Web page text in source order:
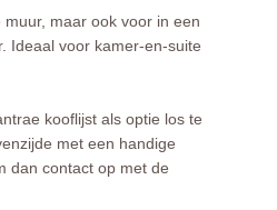
maar ook voor in een
Ideaal voor kamer-en-suite
kooflijst als optie los te
met een handige
dan contact op met de